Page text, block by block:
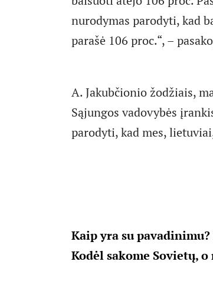
nurodymas parodyti, kad
parašė 106 proc.“, –
A. Jakubčionio žodžiais,
Sąjungos vadovybės
parodyti, kad mes,
Kaip yra su
Kodėl sakome Sovietų, o